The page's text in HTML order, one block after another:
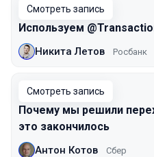
Смотреть запись
Используем
Никита Летов Росбанк
Смотреть запись
Почему мы решили
это закончилось
Антон Котов Сбер